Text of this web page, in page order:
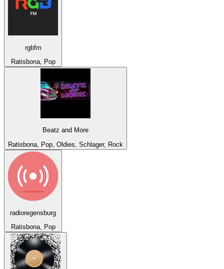
rgbfm
Ratisbona, Pop
Beatz and More
Ratisbona, Pop, Oldies, Schlager, Rock
radioregensburg
Ratisbona, Pop